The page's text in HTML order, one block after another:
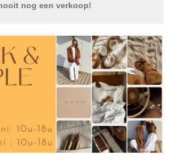
nog een verkoop!